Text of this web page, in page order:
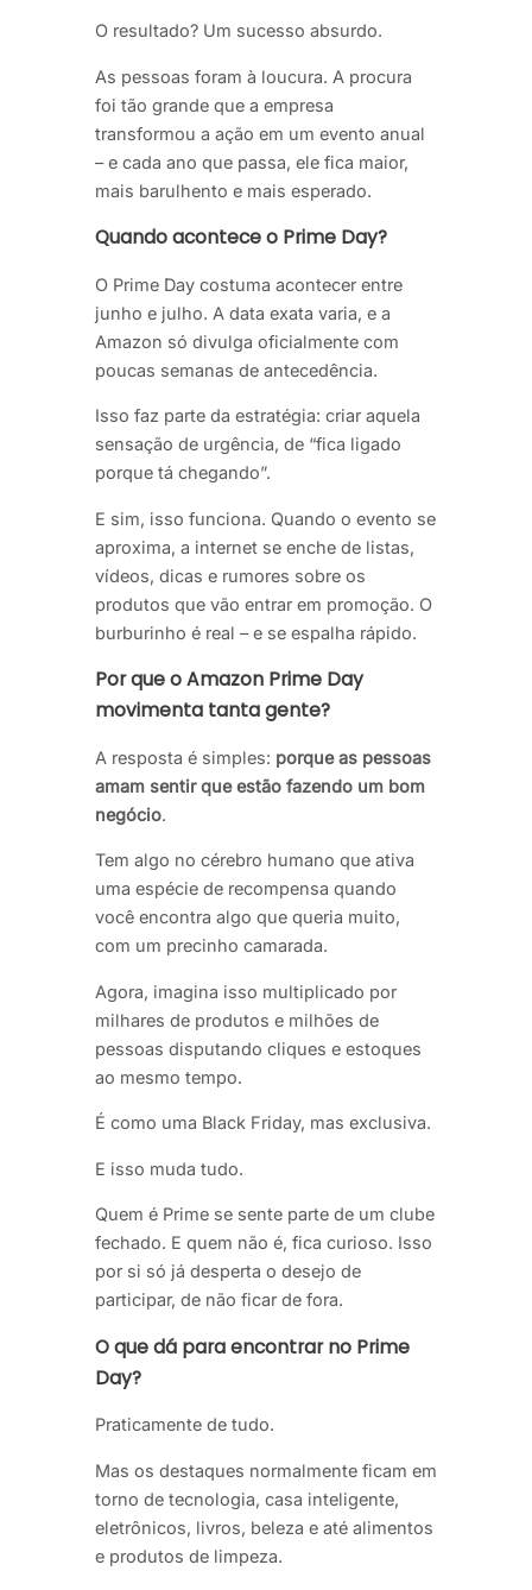
O resultado? Um sucesso absurdo.
As pessoas foram à loucura. A procura
foi tão grande que a empresa
transformou a ação em um evento anual
– e cada ano que passa, ele fica maior,
mais barulhento e mais esperado.
Quando acontece o Prime Day?
O Prime Day costuma acontecer entre
junho e julho. A data exata varia, e a
Amazon só divulga oficialmente com
poucas semanas de antecedência.
Isso faz parte da estratégia: criar aquela
sensação de urgência, de “fica ligado
porque tá chegando”.
E sim, isso funciona. Quando o evento se
aproxima, a internet se enche de listas,
vídeos, dicas e rumores sobre os
produtos que vão entrar em promoção. O
burburinho é real – e se espalha rápido.
Por que o Amazon Prime Day
movimenta tanta gente?
A resposta é simples: porque as pessoas
amam sentir que estão fazendo um bom
negócio.
Tem algo no cérebro humano que ativa
uma espécie de recompensa quando
você encontra algo que queria muito,
com um precinho camarada.
Agora, imagina isso multiplicado por
milhares de produtos e milhões de
pessoas disputando cliques e estoques
ao mesmo tempo.
É como uma Black Friday, mas exclusiva.
E isso muda tudo.
Quem é Prime se sente parte de um clube
fechado. E quem não é, fica curioso. Isso
por si só já desperta o desejo de
participar, de não ficar de fora.
O que dá para encontrar no Prime
Day?
Praticamente de tudo.
Mas os destaques normalmente ficam em
torno de tecnologia, casa inteligente,
eletrônicos, livros, beleza e até alimentos
e produtos de limpeza.